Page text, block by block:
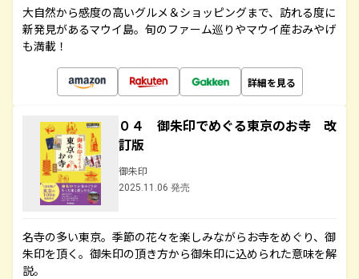
大自然から感度の高いグルメ＆ショッピングまで、訪れる度に
新発見があるマウイ島。旬のファーム巡りやマウイ産おみやげ
も満載！
詳細を見る
０４ 御朱印でめぐる東京のお寺 改
訂版
御朱印
2025.11.06 発売
名寺の多い東京。季節の花々を楽しみながらお寺をめぐり、御
朱印を頂く。御朱印の頂き方から御朱印に込められた意味を解
説。